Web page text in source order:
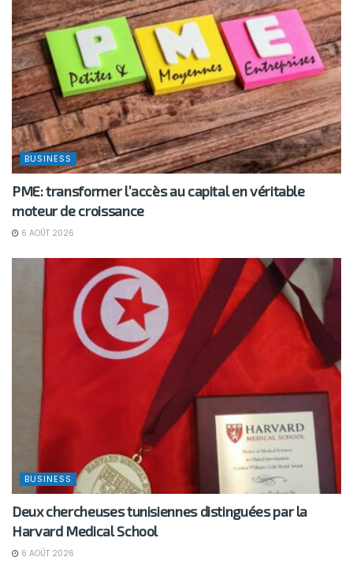
BUSINESS
PME: transformer l’accès au capital en véritable
moteur de croissance
6 AOÛT 2026
BUSINESS
Deux chercheuses tunisiennes distinguées par la
Harvard Medical School
6 AOÛT 2026